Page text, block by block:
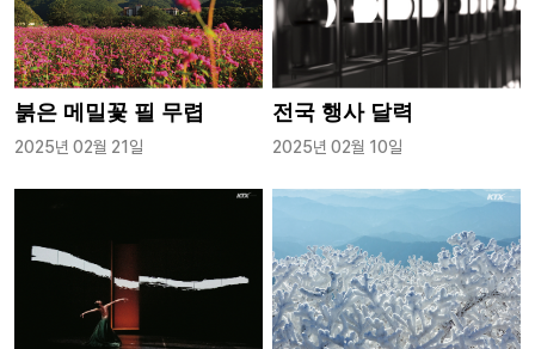
붉은 메밀꽃 필 무렵
2025년 02월 21일
전국 행사 달력
2025년 02월 10일